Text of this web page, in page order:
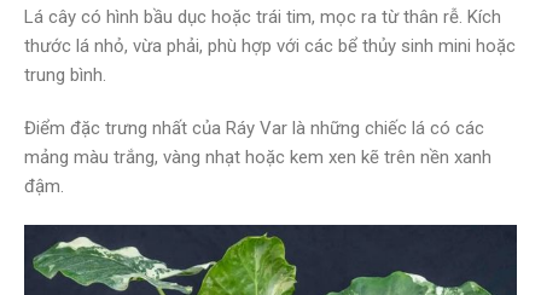
Lá cây có hình bầu dục hoặc trái tim, mọc ra từ thân rễ. Kích
thước lá nhỏ, vừa phải, phù hợp với các bể thủy sinh mini hoặc
trung bình.
Điểm đặc trưng nhất của Ráy Var là những chiếc lá có các
mảng màu trắng, vàng nhạt hoặc kem xen kẽ trên nền xanh
đậm.